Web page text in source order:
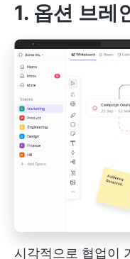
1. 옵션 브레
시각적으로 협업이